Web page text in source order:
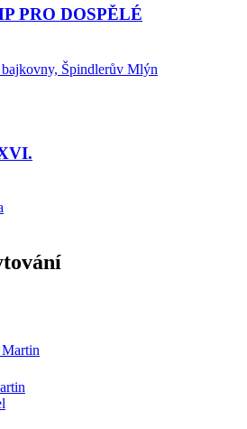
PRO DOSPĚLÉ
Špindlerův Mlýn